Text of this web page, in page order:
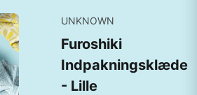
UNKNOWN
Furoshiki
Indpakningsklæde
- Lille